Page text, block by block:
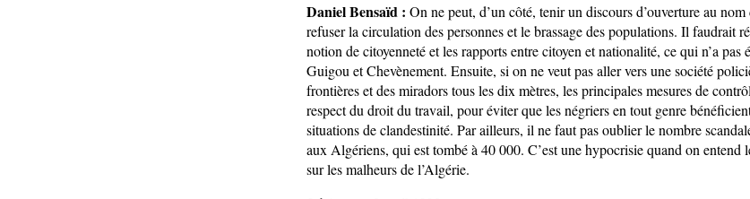
Daniel Bensaïd : On ne peut, d’un côté, tenir un discours d’ouverture au
refuser la circulation des personnes et le brassage des populations. Il faudrait
notion de citoyenneté et les rapports entre citoyen et nationalité, ce qui n’a pas
Guigou et Chevènement. Ensuite, si on ne veut pas aller vers une société
frontières et des miradors tous les dix mètres, les principales mesures de
respect du droit du travail, pour éviter que les négriers en tout genre
situations de clandestinité. Par ailleurs, il ne faut pas oublier le nombre
aux Algériens, qui est tombé à 40 000. C’est une hypocrisie quand on entend
sur les malheurs de l’Algérie.